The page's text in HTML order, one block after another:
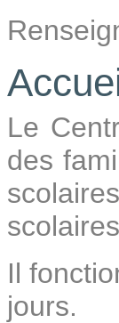
Le
des
Il
jours.